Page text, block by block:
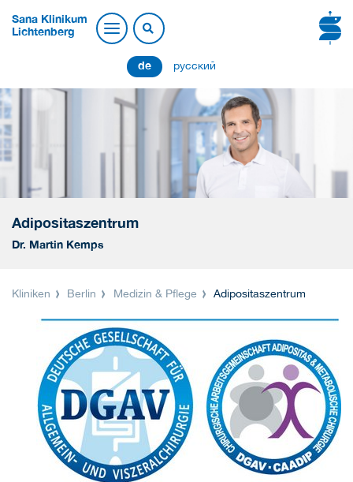
Sana Klinikum
Lichtenberg
de русский
Adipositaszentrum
Dr. Martin Kemps
Kliniken Berlin Medizin & Pflege Adipositaszentrum